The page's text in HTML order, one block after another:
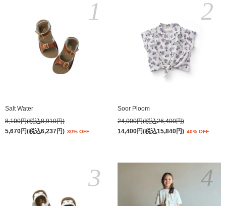
Salt Water
8,100円(税込8,910円)
5,670円(税込6,237円) 30% OFF
1
Soor Ploom
24,000円(税込26,400円)
14,400円(税込15,840円) 40% OFF
2
3 4